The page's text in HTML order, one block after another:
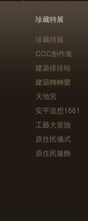
珍藏特展
珍藏特展
CCC創作集
建築排排站
建築轉轉樂
天地宮
安平追想1661
工藝大冒險
原住民儀式
原住民服飾